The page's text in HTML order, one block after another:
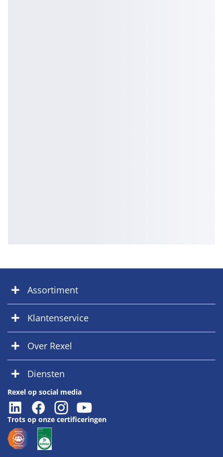
Assortiment
Klantenservice
Over Rexel
Diensten
Rexel op social media
Trots op onze certificeringen